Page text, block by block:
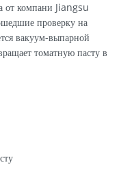
от компани Jiangsu
проверку на
вакуум-выпарной
томатную пасту в